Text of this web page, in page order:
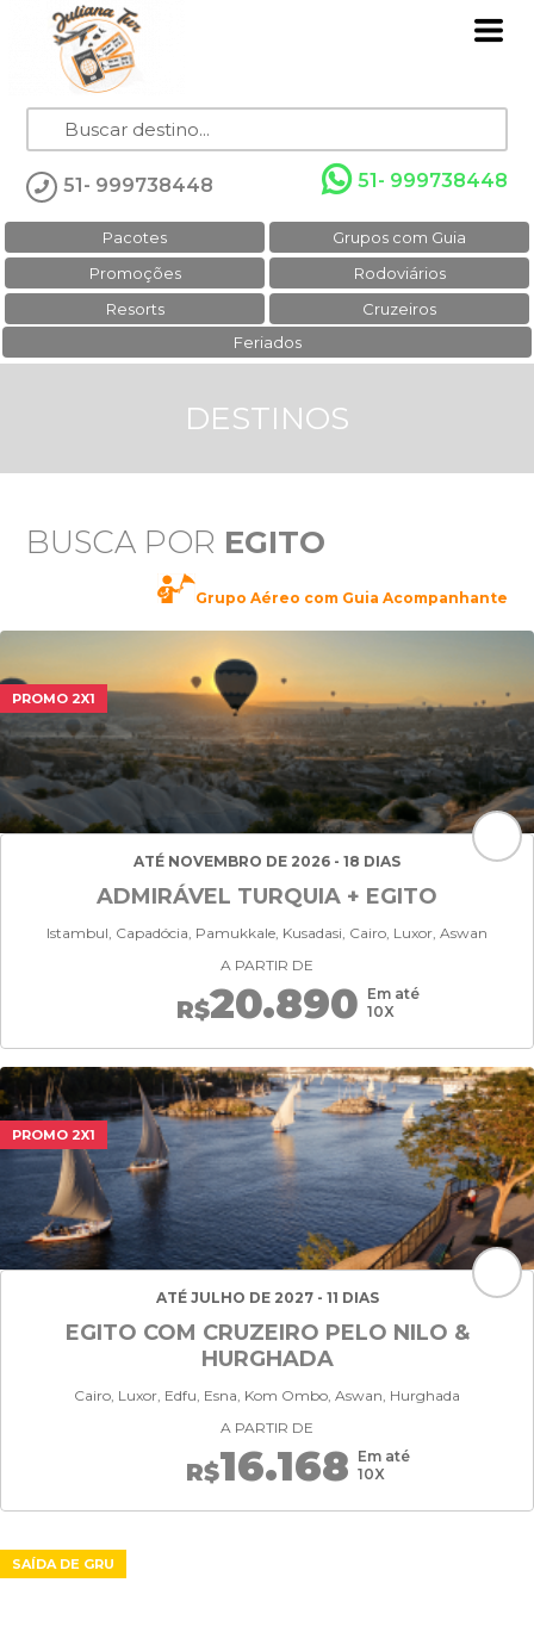
51- 999738448 51- 999738448
Pacotes
Grupos com Guia
Promoções
Rodoviários
Resorts
Cruzeiros
Feriados
DESTINOS
BUSCA POR EGITO
Grupo Aéreo com Guia Acompanhante
PROMO 2X1
ATÉ NOVEMBRO DE 2026 - 18 DIAS
ADMIRÁVEL TURQUIA + EGITO
Istambul, Capadócia, Pamukkale, Kusadasi, Cairo, Luxor, Aswan
A PARTIR DE
R$20.890 Em até
10X
PROMO 2X1
ATÉ JULHO DE 2027 - 11 DIAS
EGITO COM CRUZEIRO PELO NILO &
HURGHADA
Cairo, Luxor, Edfu, Esna, Kom Ombo, Aswan, Hurghada
A PARTIR DE
R$16.168 Em até
10X
SAÍDA DE GRU